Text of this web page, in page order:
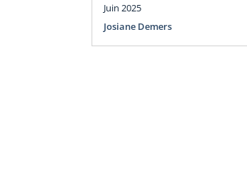
Juin 2025
Josiane Demers